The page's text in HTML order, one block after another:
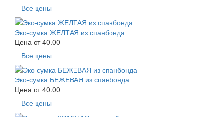
Все цены
Эко-сумка ЖЕЛТАЯ из спанбонда
Цена от40.00
Все цены
Эко-сумка БЕЖЕВАЯ из спанбонда
Цена от40.00
Все цены